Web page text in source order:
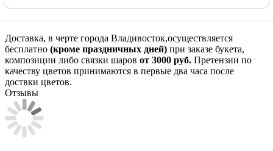
Доставка, в черте города Владивосток,осуществляется
бесплатно (кроме праздничных дней) при заказе букета,
композиции либо связки шаров от 3000 руб. Претензии по
качеству цветов принимаются в первые два часа после
доствки цветов.
Отзывы